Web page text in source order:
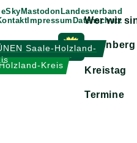
Mastodon Landesverband
Impressum Datenschutz
Saale-Holzland-
Kreis
Wer wir
Eisenberg
Zeige
Kreistag
Termine